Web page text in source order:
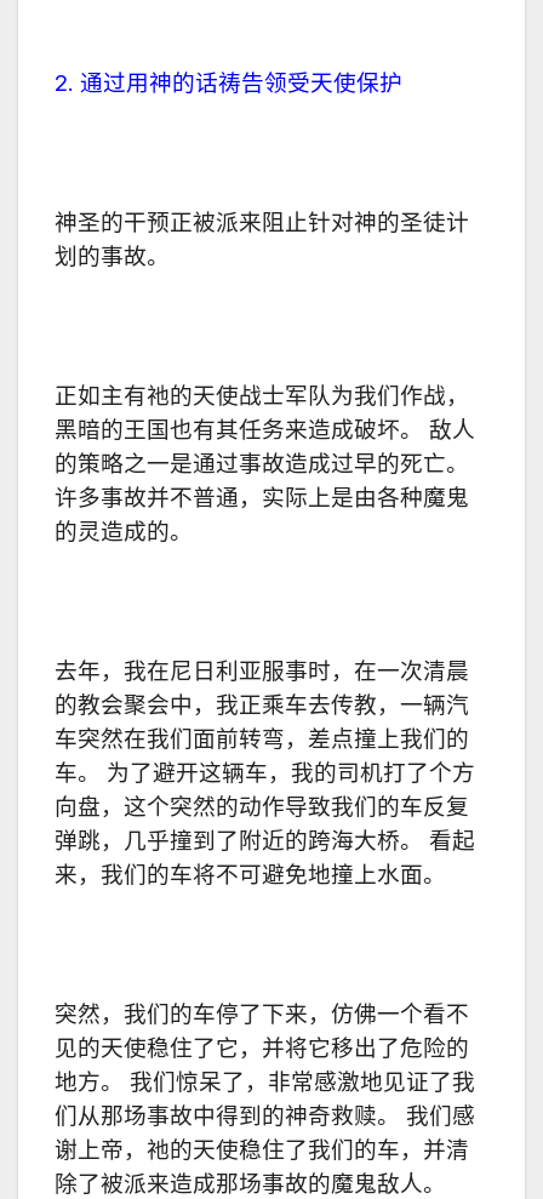
2. 通过用神的话祷告领受天使保护
神圣的干预正被派来阻止针对神的圣徒计
划的事故。
正如主有祂的天使战士军队为我们作战，
黑暗的王国也有其任务来造成破坏。 敌人
的策略之一是通过事故造成过早的死亡。
许多事故并不普通，实际上是由各种魔鬼
的灵造成的。
去年，我在尼日利亚服事时，在一次清晨
的教会聚会中，我正乘车去传教，一辆汽
车突然在我们面前转弯，差点撞上我们的
车。 为了避开这辆车，我的司机打了个方
向盘，这个突然的动作导致我们的车反复
弹跳，几乎撞到了附近的跨海大桥。 看起
来，我们的车将不可避免地撞上水面。
突然，我们的车停了下来，仿佛一个看不
见的天使稳住了它，并将它移出了危险的
地方。 我们惊呆了，非常感激地见证了我
们从那场事故中得到的神奇救赎。 我们感
谢上帝，祂的天使稳住了我们的车，并清
除了被派来造成那场事故的魔鬼敌人。